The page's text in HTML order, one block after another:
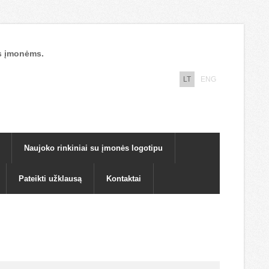
įmonėms.
LT ENG
Naujoko rinkiniai su įmonės logotipu
Pateikti užklausą Kontaktai